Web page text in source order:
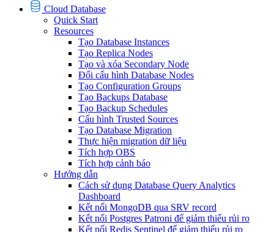
Cloud Database
Quick Start
Resources
Tạo Database Instances
Tạo Replica Nodes
Tạo và xóa Secondary Node
Đổi cấu hình Database Nodes
Tạo Configuration Groups
Tạo Backups Database
Tạo Backup Schedules
Cấu hình Trusted Sources
Tạo Database Migration
Thực hiện migration dữ liệu
Tích hợp OBS
Tích hợp cảnh báo
Hướng dẫn
Cách sử dụng Database Query Analytics
Dashboard
Kết nối MongoDB qua SRV record
Kết nối Postgres Patroni để giảm thiểu rủi ro
Kết nối Redis Sentinel để giảm thiểu rủi ro